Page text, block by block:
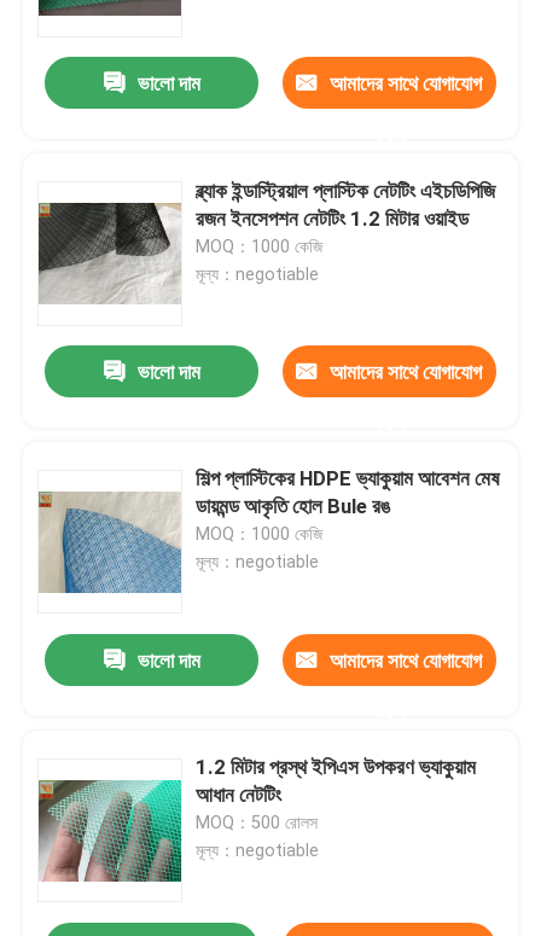
ভালো দাম আমাদের সাথে যোগাযোগ
ব্ল্যাক ইন্ডাস্ট্রিয়াল প্লাস্টিক নেটটিং এইচডিপিজি
রজন ইনসেপশন নেটটিং 1.2 মিটার ওয়াইড
MOQ：1000 কেজি
মূল্য：negotiable
ভালো দাম আমাদের সাথে যোগাযোগ
শিল্প প্লাস্টিকের HDPE ভ্যাকুয়াম আবেশন মেষ
ডায়মন্ড আকৃতি হোল Bule রঙ
MOQ：1000 কেজি
মূল্য：negotiable
ভালো দাম আমাদের সাথে যোগাযোগ
1.2 মিটার প্রস্থ ইপিএস উপকরণ ভ্যাকুয়াম
আধান নেটটিং
MOQ：500 রোলস
মূল্য：negotiable